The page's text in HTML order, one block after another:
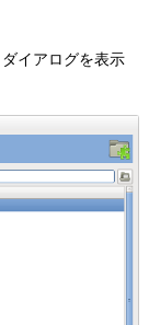
イアログを表示